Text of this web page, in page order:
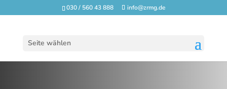
030 / 560 43 888 info@zrmg.de
Seite wählen